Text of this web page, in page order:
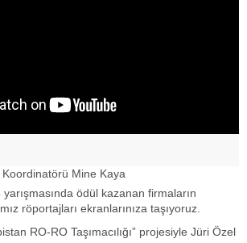
Mine Kaya
ödül kazanan firmaların
röportajları ekranlarınıza taşıyoruz.
RO-RO Taşımacılığı” projesiyle Jüri Özel